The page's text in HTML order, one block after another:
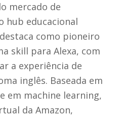
mercado de
hub educacional
como pioneiro
skill para Alexa, com
a experiência de
inglês. Baseada em
em machine learning,
da Amazon,